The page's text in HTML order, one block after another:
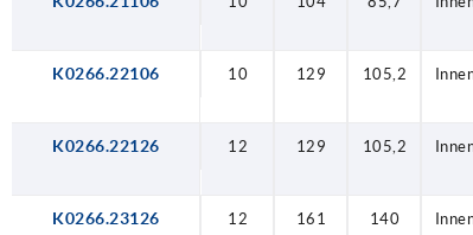
K0266.22106 10 129 105,2
K0266.22126 12 129 105,2
K0266.23126 12 161 140